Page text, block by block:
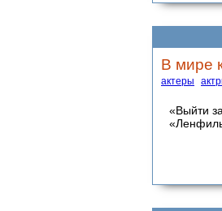
В мире
актеры
«Выйти